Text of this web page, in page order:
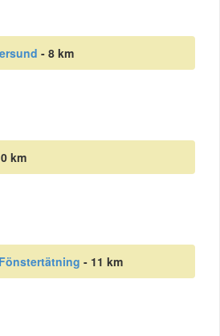
- 8 km
km
- 11 km